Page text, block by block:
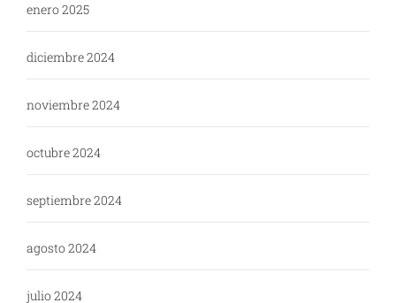
enero 2025
diciembre 2024
noviembre 2024
octubre 2024
septiembre 2024
agosto 2024
julio 2024